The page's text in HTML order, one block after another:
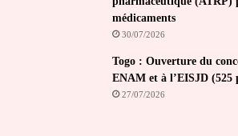
médicaments
30/07/2026
Togo : Ouverture du
ENAM et à l’EISJD (525
27/07/2026